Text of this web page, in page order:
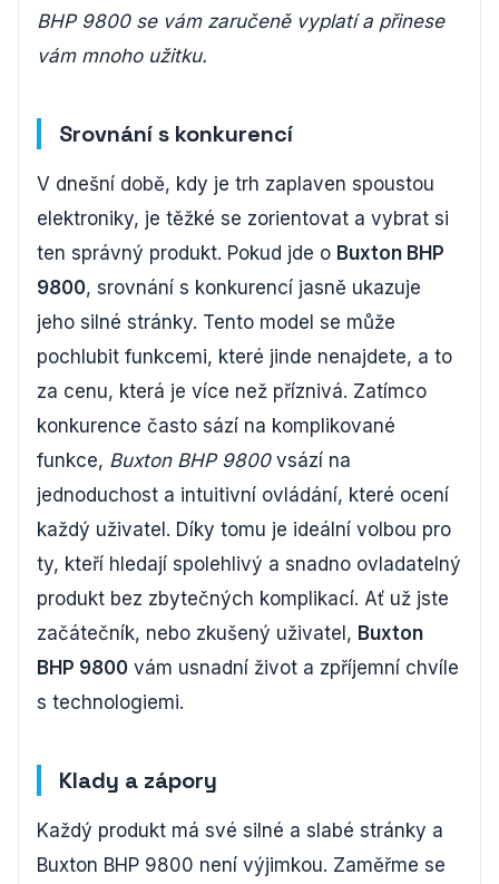
BHP 9800 se vám zaručeně vyplatí a přinese
vám mnoho užitku.
Srovnání s konkurencí
V dnešní době, kdy je trh zaplaven spoustou
elektroniky, je těžké se zorientovat a vybrat si
ten správný produkt. Pokud jde o Buxton BHP
9800, srovnání s konkurencí jasně ukazuje
jeho silné stránky. Tento model se může
pochlubit funkcemi, které jinde nenajdete, a to
za cenu, která je více než příznivá. Zatímco
konkurence často sází na komplikované
funkce, Buxton BHP 9800vsází na
jednoduchost a intuitivní ovládání, které ocení
každý uživatel. Díky tomu je ideální volbou pro
ty, kteří hledají spolehlivý a snadno ovladatelný
produkt bez zbytečných komplikací. Ať už jste
začátečník, nebo zkušený uživatel, Buxton
BHP 9800 vám usnadní život a zpříjemní chvíle
s technologiemi.
Klady a zápory
Každý produkt má své silné a slabé stránky a
Buxton BHP 9800 není výjimkou. Zaměřme se